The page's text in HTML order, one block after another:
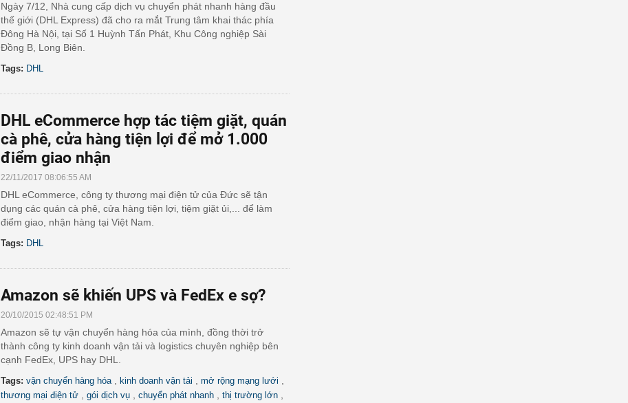
Ngày 7/12, Nhà cung cấp dịch vụ chuyển phát nhanh hàng đầu
thế giới (DHL Express) đã cho ra mắt Trung tâm khai thác phía
Đông Hà Nội, tại Số 1 Huỳnh Tấn Phát, Khu Công nghiệp Sài
Đồng B, Long Biên.
Tags: DHL
DHL eCommerce hợp tác tiệm giặt, quán
cà phê, cửa hàng tiện lợi để mở 1.000
điểm giao nhận
22/11/2017 08:06:55 AM
DHL eCommerce, công ty thương mại điện tử của Đức sẽ tận
dụng các quán cà phê, cửa hàng tiện lợi, tiệm giặt ủi,... để làm
điểm giao, nhận hàng tại Việt Nam.
Tags: DHL
Amazon sẽ khiến UPS và FedEx e sợ?
20/10/2015 02:48:51 PM
Amazon sẽ tự vận chuyển hàng hóa của mình, đồng thời trở
thành công ty kinh doanh vận tải và logistics chuyên nghiệp bên
cạnh FedEx, UPS hay DHL.
Tags: vận chuyển hàng hóa kinh doanh vận tải mở rộng mạng lưới
thương mại điện tử gói dịch vụ chuyển phát nhanh thị trường lớn